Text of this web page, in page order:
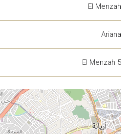
El Menzah
Ariana
El Menzah 5